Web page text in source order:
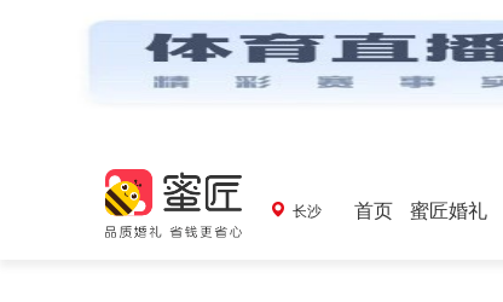
长沙 首页 蜜匠婚礼